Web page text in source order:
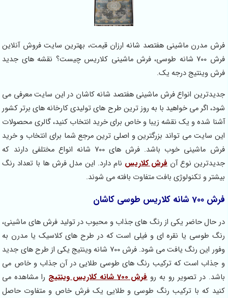
فرش مدرن ماشینی هفتصد شانه ارزان قیمت، بهترین سایت فروش آنلاین
فرش 700 شانه طوسی، فرش ماشینی کلاریس چیست؟ نقشه های جدید
فرش وینتیج درجه یک.
جدیدترین انواع فرش ماشینی هفتصد شانه کاشان در این سایت معرفی می
شود، اگر می خواهید با به روز ترین طرح های تولیدی کارخانه های برتر کشور
آشنا شده و یک نقشه زیبا و خاص برای خرید انتخاب کنید، گالری محصولات
این سایت می تواند بزرگترین و اصلی ترین مرجع شما برای انتخاب و خرید
فرش ماشینی خوب باشد. فرش های 700 شانه انواع مختلفی دارند که
جدیدترین نوع آن فرش کلاریسنام دارد. این مدل فرش ها با تعداد رنگ
بیشتر و تکنولوژی بافت متفاوت بافته می شوند.
فرش 700 شانه کلاریس طوسی کاشان
در حال حاضر یکی از رنگ های جذاب و محبوب در تولید فرش های ماشینی،
رنگ طوسی یا نقره ای و فیلی است که در طرح های کلاسیک یا مدرن به
وفور این رنگ یافت می شود. فرش 700 شانه وینتیج یکی از طرح های جدید
و جذاب است که ترکیب رنگ های طوسی طلایی در آن جذاب و خاص می
باشد. در تصویر رو به رو فرش 700 شانه کلاریس وینتیج
را مشاهده می
کنید که با ترکیب رنگ طوسی و طلایی یک فرش خاص و متفاوت حاصل